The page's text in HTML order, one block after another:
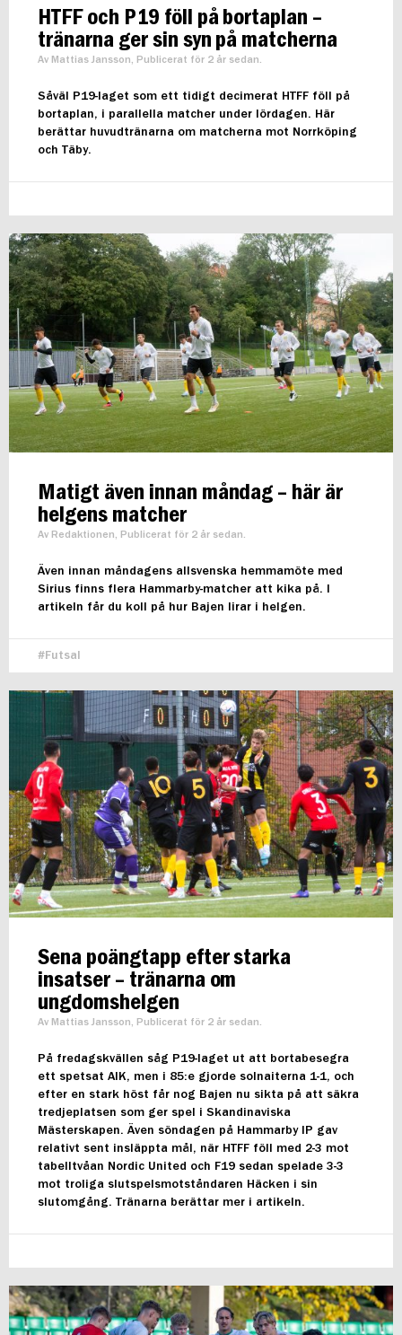
HTFF och P19 föll på bortaplan –
tränarna ger sin syn på matcherna
Av Mattias Jansson, Publicerat för 2 år sedan.
Såväl P19-laget som ett tidigt decimerat HTFF föll på
bortaplan, i parallella matcher under lördagen. Här
berättar huvudtränarna om matcherna mot Norrköping
och Täby.
Matigt även innan måndag – här är
helgens matcher
Av Redaktionen, Publicerat för 2 år sedan.
Även innan måndagens allsvenska hemmamöte med
Sirius finns flera Hammarby-matcher att kika på. I
artikeln får du koll på hur Bajen lirar i helgen.
Futsal
Sena poängtapp efter starka
insatser – tränarna om
ungdomshelgen
Av Mattias Jansson, Publicerat för 2 år sedan.
På fredagskvällen såg P19-laget ut att bortabesegra
ett spetsat AIK, men i 85:e gjorde solnaiterna 1-1, och
efter en stark höst får nog Bajen nu sikta på att säkra
tredjeplatsen som ger spel i Skandinaviska
Mästerskapen. Även söndagen på Hammarby IP gav
relativt sent insläppta mål, när HTFF föll med 2-3 mot
tabelltvåan Nordic United och F19 sedan spelade 3-3
mot troliga slutspelsmotståndaren Häcken i sin
slutomgång. Tränarna berättar mer i artikeln.